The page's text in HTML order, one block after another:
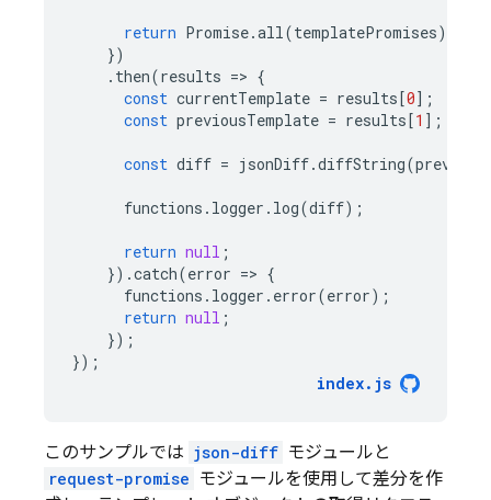
return Promise.all(templatePromises);
})
. then(results => {
const currentTemplate = results[0];
const previousTemplate = results[1 ];
const diff = jsonDiff.diffString(
functions . logger . log(diff);
return null ;
}) .catch(error => {
functions . logger . error(error);
return null ;
});
});
index. js
このサンプルでは json-diff モジュールと
request-promise モジュールを使用して差分を作